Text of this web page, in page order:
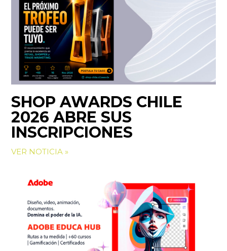
SHOP AWARDS CHILE
2026 ABRE SUS
INSCRIPCIONES
VER NOTICIA »